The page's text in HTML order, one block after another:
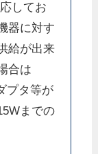
してお
器に対す
給が出来
合は
プタ等が
までの